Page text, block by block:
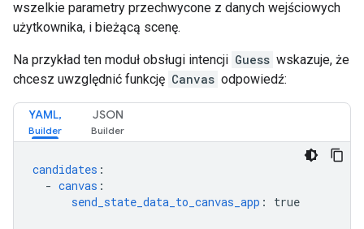
wszelkie parametry przechwycone z danych wejściowych
użytkownika, i bieżącą scenę.
Na przykład ten moduł obsługi intencji Guess wskazuje, że
chcesz uwzględnić funkcję Canvas odpowiedź:
YAML, JSON
candidates :
- canvas :
send_state_data_to_canvas_app : true